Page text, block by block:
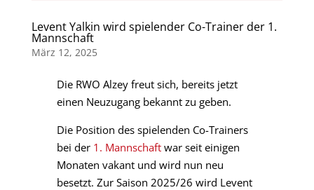
Levent Yalkin wird spielender Co-Trainer der 1.
Mannschaft
März 12, 2025
Die RWO Alzey freut sich, bereits jetzt
einen Neuzugang bekannt zu geben.
Die Position des spielenden Co-Trainers
bei der 1. Mannschaftwar seit einigen
Monaten vakant und wird nun neu
besetzt. Zur Saison 2025/26 wird Levent